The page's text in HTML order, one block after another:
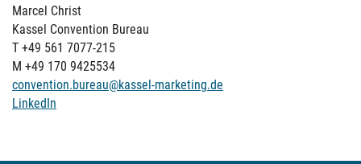
Marcel Christ
Kassel Convention Bureau
T +49 561 7077-215
M +49 170 9425534
convention.bureau@kassel-marketing.de
LinkedIn